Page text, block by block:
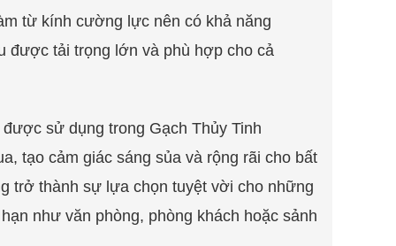
từ kính cường lực nên có khả năng
được tải trọng lớn và phù hợp cho cả
sử dụng trong Gạch Thủy Tinh
tạo cảm giác sáng sủa và rộng rãi cho bất
trở thành sự lựa chọn tuyệt vời cho những
như văn phòng, phòng khách hoặc sảnh